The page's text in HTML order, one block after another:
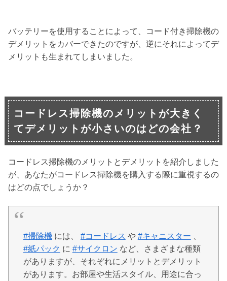
バッテリーを使用することによって、コード付き掃除機の
デメリットをカバーできたのですが、逆にそれによってデ
メリットも生まれてしまいました。
コードレス掃除機のメリットが大きく
てデメリットが小さいのはどの会社？
コードレス掃除機のメリットとデメリットを紹介しました
が、あなたがコードレス掃除機を購入する際に重視するの
はどの点でしょうか？
#掃除機には、 #コードレス や #キャニスター
#紙パック に #サイクロン など、さまざまな種類
がありますが、それぞれにメリットとデメリット
があります。お部屋や生活スタイル、用途に合っ